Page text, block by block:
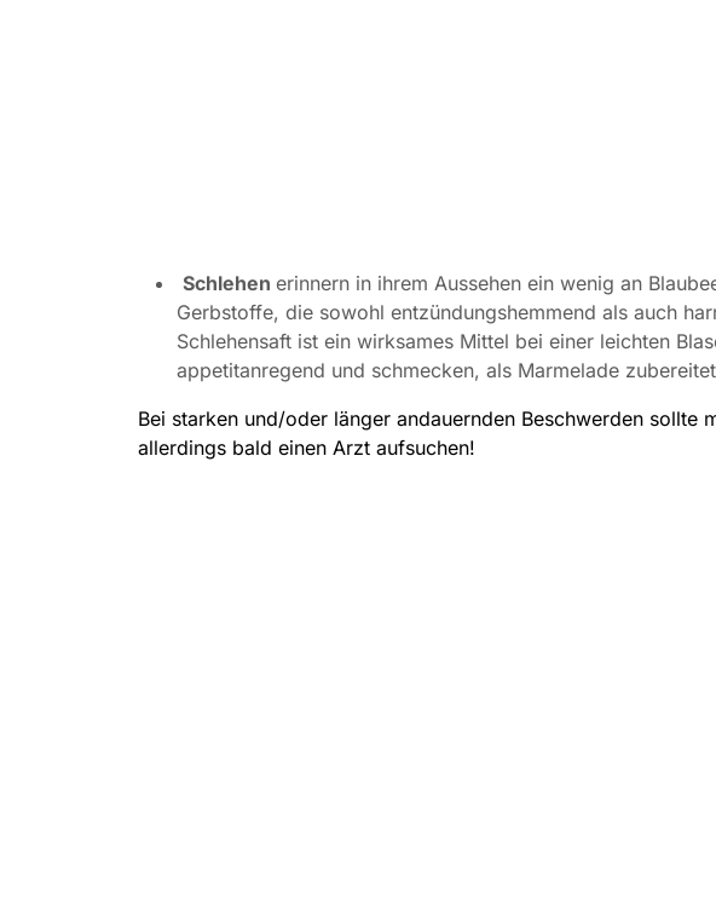
Schlehen erinnern in ihrem Aussehen ein wenig an
Gerbstoffe, die sowohl entzündungshemmend als auch
Schlehensaft ist ein wirksames Mittel bei einer leichten
appetitanregend und schmecken, als Marmelade
Bei starken und/oder länger andauernden Beschwerden sollte
allerdings bald einen Arzt aufsuchen!